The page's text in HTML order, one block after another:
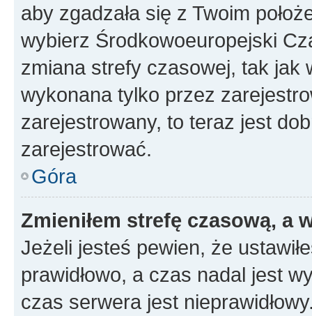
aby zgadzała się z Twoim
wybierz Środkowoeuropejski
zmiana strefy czasowej, tak jak
wykonana tylko przez
zarejestrowany, to teraz jest
zarejestrować.
Góra
Zmieniłem strefę czasową, a
Jeżeli jesteś pewien, że
prawidłowo, a czas nadal jest
czas serwera jest